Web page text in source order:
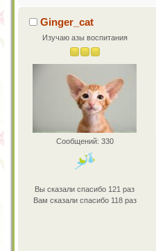
Ginger_cat
Изучаю азы воспитания
Сообщений: 330
Вы сказали спасибо 121 раз
Вам сказали спасибо 118 раз